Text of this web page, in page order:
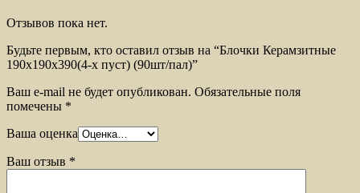
Отзывов пока нет.
Будьте первым, кто оставил отзыв на “Блочки Керамзитные
190х190х390(4-х пуст) (90шт/пал)”
Ваш e-mail не будет опубликован. Обязательные поля
помечены *
Ваша оценка
Ваш отзыв *